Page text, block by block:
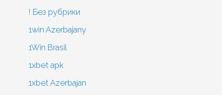
! Без рубрики
1win Azerbajany
1Win Brasil
1xbet apk
1xbet Azerbajan